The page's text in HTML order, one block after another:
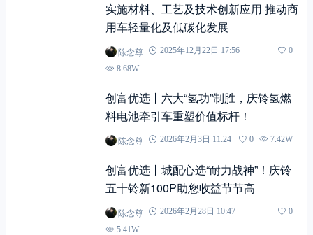
实施材料、工艺及技术创新应用 推动商
用车轻量化及低碳化发展
陈念尊 2025年12月22日 17:56
0
8.68W
创富优选丨六大“氢功”制胜，庆铃氢燃
料电池牵引车重塑价值标杆！
陈念尊 2026年2月3日 11:24 0 7.42W
创富优选丨城配心选“耐力战神”！庆铃
五十铃新100P助您收益节节高
陈念尊 2026年2月28日 10:47
0
5.41W